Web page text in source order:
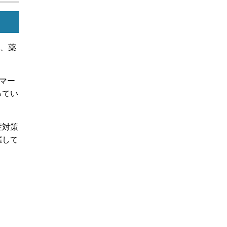
薬
ー
い
対策
て